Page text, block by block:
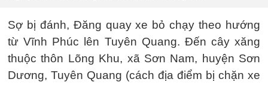
Sợ bị đánh, Đăng quay xe bỏ chạy theo hướng
từ Vĩnh Phúc lên Tuyên Quang. Đến cây xăng
thuộc thôn Lõng Khu, xã Sơn Nam, huyện Sơn
Dương, Tuyên Quang (cách địa điểm bị chặn xe